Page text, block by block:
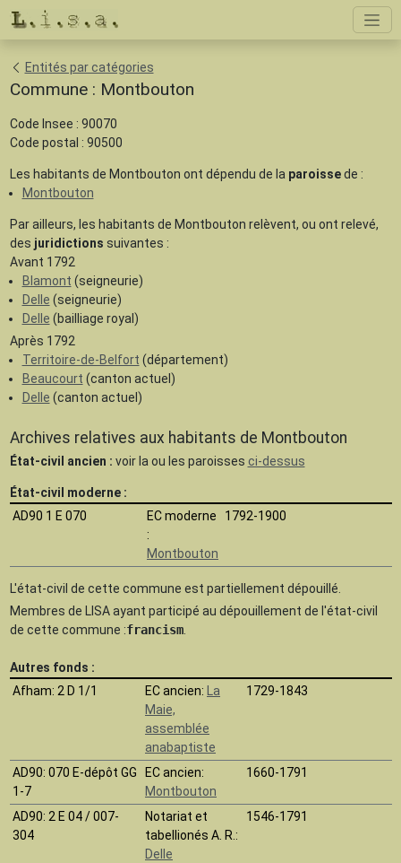
Entités par catégories
Commune : Montbouton
Code Insee : 90070
Code postal : 90500
Les habitants de Montbouton ont dépendu de la paroissede :
Montbouton
Par ailleurs, les habitants de Montbouton relèvent, ou ont relevé,
des juridictions suivantes :
Avant 1792
Blamont (seigneurie)
Delle (seigneurie)
Delle (bailliage royal)
Après 1792
Territoire-de-Belfort (département)
Beaucourt (canton actuel)
Delle (canton actuel)
Archives relatives aux habitants de Montbouton
État-civil ancien : voir la ou les paroisses ci-dessus
État-civil moderne :
AD90 1 E 070
EC moderne
:
Montbouton
1792-1900
L'état-civil de cette commune est partiellement dépouillé.
Membres de LISA ayant participé au dépouillement de l'état-civil
de cette commune :francism.
Autres fonds :
Afham: 2 D 1/1 EC ancien: La
Maie,
assemblée
anabaptiste
1729-1843
AD90: 070 E-dépôt GG
1-7
EC ancien:
Montbouton
1660-1791
AD90: 2 E 04 / 007-
304
Notariat et
tabellionés A. R.:
Delle
1546-1791